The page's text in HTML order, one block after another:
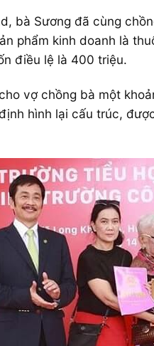
bà Sương đã cùng
phẩm kinh doanh là
điều lệ là 400 triệu.
vợ chồng bà một
hình lại cấu trúc,